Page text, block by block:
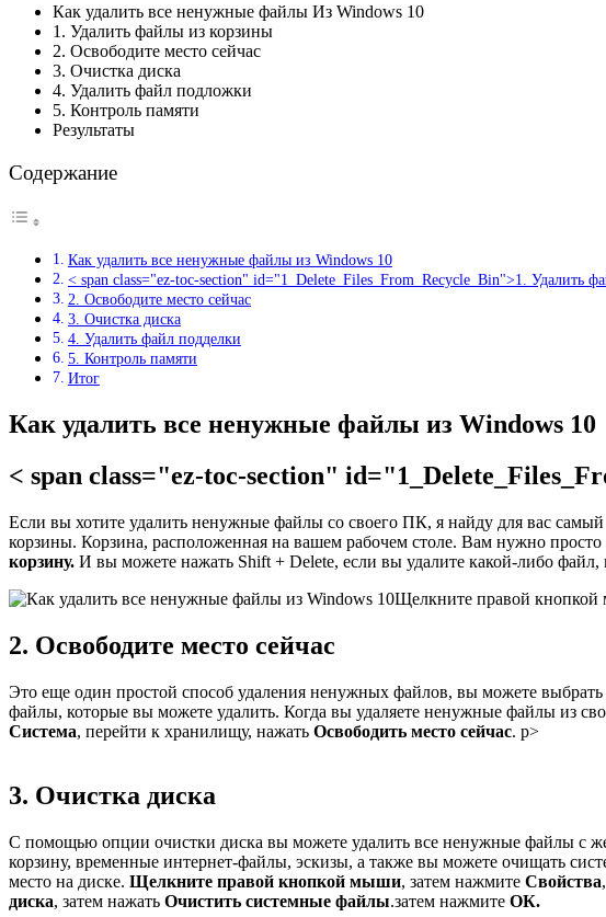
Как удалить все ненужные файлы Из Windows 10
1. Удалить файлы из корзины
2. Освободите место сейчас
3. Очистка диска
4. Удалить файл подложки
5. Контроль памяти
Результаты
Содержание
Как удалить все ненужные файлы из Windows 10
< span class="ez-toc-section" id="1_Delete_Files_From_Recycle_Bin">1. Удалить
2. Освободите место сейчас
3. Очистка диска
4. Удалить файл подделки
5. Контроль памяти
Итог
Как удалить все ненужные файлы из Windows 10
< span class="ez-toc-section"
Если вы хотите удалить ненужные файлы со своего ПК, я найду для вас
корзины. Корзина, расположенная на вашем рабочем столе. Вам нужно просто
корзину. И вы можете нажать Shift + Delete, если вы удалите какой-либо файл,
Щелкните правой кнопкой
2. Освободите место сейчас
Это еще один простой способ удаления ненужных файлов, вы можете
файлы, которые вы можете удалить. Когда вы удаляете ненужные файлы из
Система, перейти к хранилищу, нажать Освободить место сейчас. p>
3. Очистка диска
С помощью опции очистки диска вы можете удалить все ненужные файлы с
корзину, временные интернет-файлы, эскизы, а также вы можете очищать
место на диске. Щелкните правой кнопкой мыши, затем нажмите Свойства
диска, затем нажать Очистить системные файлы.затем нажмите ОК.